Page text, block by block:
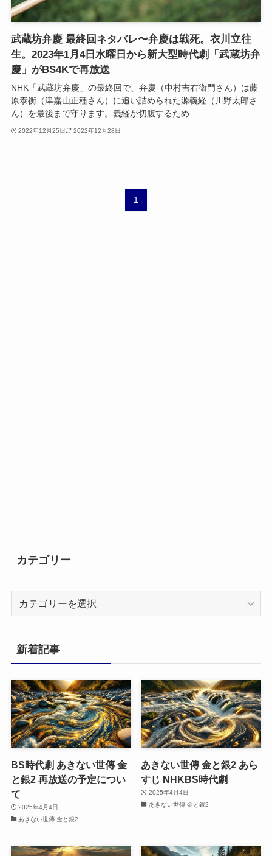
武蔵坊弁慶 最終回ネタバレ〜弁慶は戦死。衣川立往
生。2023年1月4日水曜日から新大型時代劇「武蔵坊弁
慶」がBS4Kで再放送
NHK「武蔵坊弁慶」の最終回で、弁慶（中村吉右衛門さん）は藤
原泰衡（津嘉山正種さん）に追い詰められた源義経（川野太郎さ
ん）を最後まで守ります。義経が切腹するため...
2022年12月25日 2022年12月28日
1
カテゴリー
リ
ー
新着記事
BS時代劇 あきない世傳 金
と銀2 再放送の予定につい
て
2025年4月4日
あきない世傳 金と銀2
あきない世傳 金と銀2 あら
すじ NHKBS時代劇
2025年4月4日
あきない世傳 金と銀2